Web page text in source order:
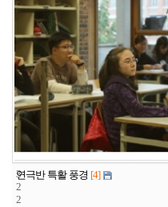
3
2
2
연극반 특활 풍경 [4]